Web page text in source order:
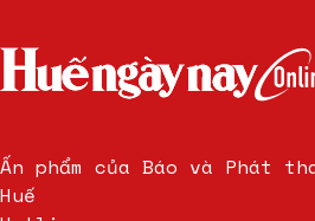
Learning Well
Ấn phẩm của Báo và Phát
Huế